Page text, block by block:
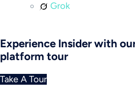
Grok
Experience Insider with
platform tour
Take A Tour